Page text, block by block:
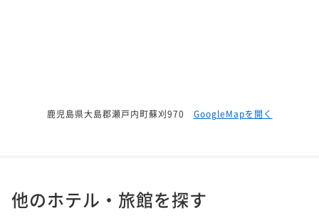
鹿児島県大島郡瀬戸内町蘇刈970 GoogleMapを開く
他のホテル・旅館を探す